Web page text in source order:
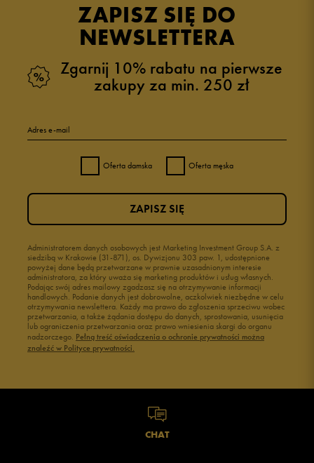
ZAPISZ SIĘ DO
NEWSLETTERA
Zgarnij 10% rabatu na pierwsze
zakupy za min. 250 zł
Adres e-mail
Oferta damska Oferta męska
Administratorem danych osobowych jest Marketing Investment Group S.A. z
siedzibą w Krakowie (31-871), os. Dywizjonu 303 paw. 1, udostępnione
powyżej dane będą przetwarzane w prawnie uzasadnionym interesie
administratora, za który uważa się marketing produktów i usług własnych.
Podając swój adres mailowy zgadzasz się na otrzymywanie informacji
handlowych. Podanie danych jest dobrowolne, aczkolwiek niezbędne w celu
otrzymywania newslettera. Każdy ma prawo do zgłoszenia sprzeciwu wobec
przetwarzania, a także żądania dostępu do danych, sprostowania, usunięcia
lub ograniczenia przetwarzania oraz prawo wniesienia skargi do organu
nadzorczego. Pełną treść oświadczenia o ochronie prywatności można
znaleźć w Polityce prywatności.
ZAPISZ SIĘ
CHAT